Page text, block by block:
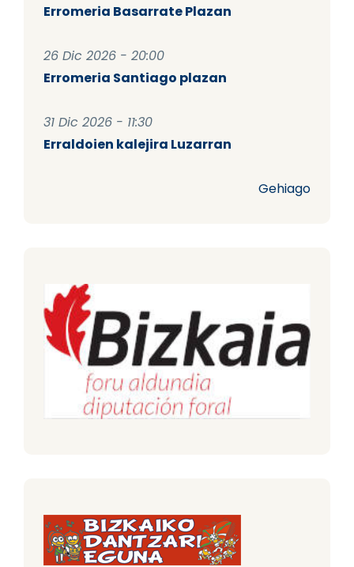
Erromeria Basarrate Plazan
26 Dic 2026 - 20:00
Erromeria Santiago plazan
31 Dic 2026 - 11:30
Erraldoien kalejira Luzarran
Gehiago